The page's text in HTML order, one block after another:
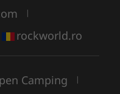
|
rockworld.ro
Camping |